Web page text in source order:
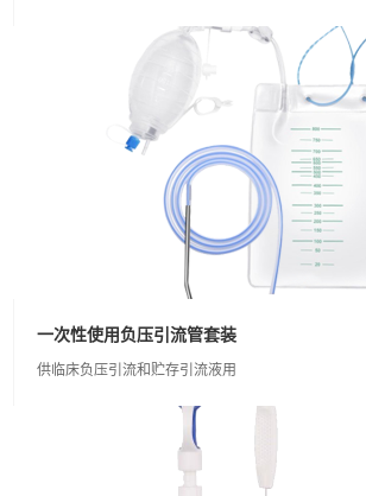
一次性使用负压引流管套装
供临床负压引流和贮存引流液用